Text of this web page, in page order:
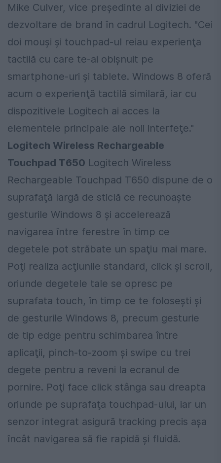
Mike Culver, vice preşedinte al diviziei de
dezvoltare de brand în cadrul Logitech. "Cei
doi mouşi şi touchpad-ul reiau experienţa
tactilă cu care te-ai obişnuit pe
smartphone-uri şi tablete. Windows 8 oferă
acum o experienţă tactilă similară, iar cu
dispozitivele Logitech ai acces la
elementele principale ale noii interfeţe."
Logitech Wireless Rechargeable
Touchpad T650 Logitech Wireless
Rechargeable Touchpad T650 dispune de o
suprafaţă largă de sticlă ce recunoaşte
gesturile Windows 8 şi accelerează
navigarea între ferestre în timp ce
degetele pot străbate un spaţiu mai mare.
Poţi realiza acţiunile standard, click şi scroll,
oriunde degetele tale se opresc pe
suprafata touch, în timp ce te foloseşti şi
de gesturile Windows 8, precum gesturie
de tip edge pentru schimbarea între
aplicaţii, pinch-to-zoom şi swipe cu trei
degete pentru a reveni la ecranul de
pornire. Poţi face click stânga sau dreapta
oriunde pe suprafaţa touchpad-ului, iar un
senzor integrat asigură tracking precis aşa
încât navigarea să fie rapidă şi fluidă.